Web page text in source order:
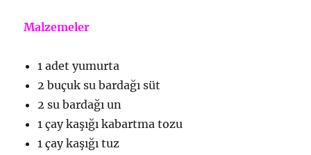
Malzemeler
1 adet yumurta
2 buçuk su bardağı süt
2 su bardağı un
1 çay kaşığı kabartma tozu
1 çay kaşığı tuz